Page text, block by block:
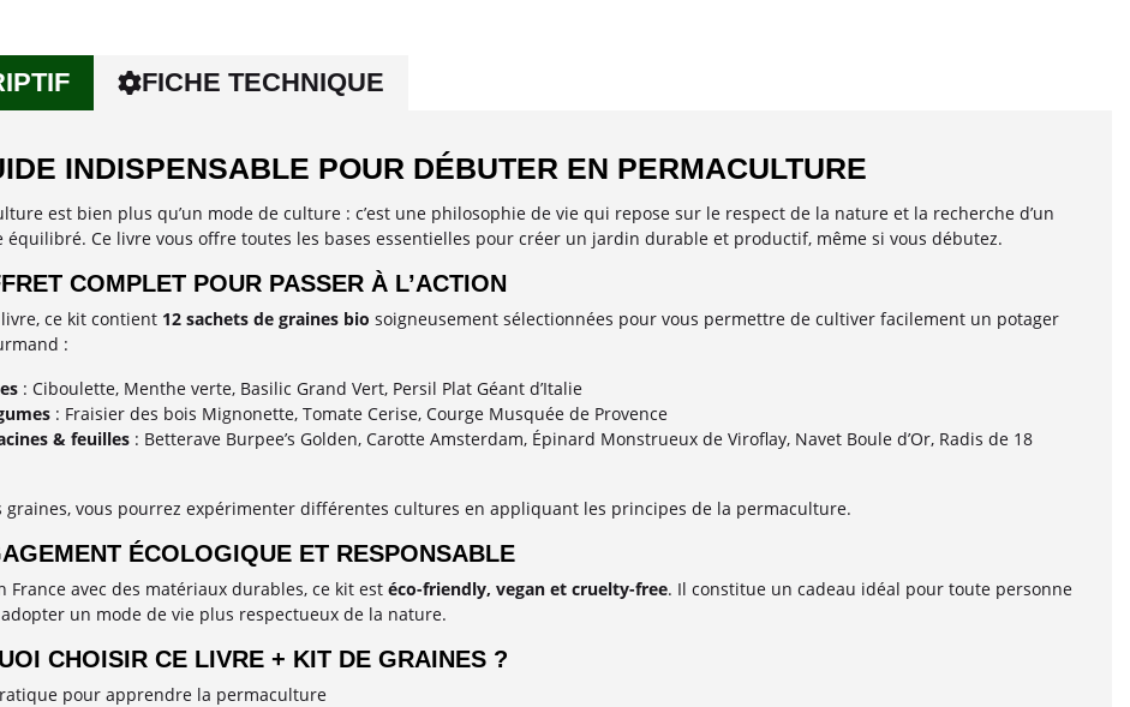
FICHE TECHNIQUE
INDISPENSABLE POUR DÉBUTER EN PERMACULTURE
est bien plus qu’un mode de culture : c’est une philosophie de vie qui repose sur le respect de la nature et la recherche d’un
équilibré. Ce livre vous offre toutes les bases essentielles pour créer un jardin durable et productif, même si vous débutez.
COMPLET POUR PASSER À L’ACTION
ce kit contient 12 sachets de graines bio soigneusement sélectionnées pour vous permettre de cultiver facilement un potager
:
: Ciboulette, Menthe verte, Basilic Grand Vert, Persil Plat Géant d’Italie
: Fraisier des bois Mignonette, Tomate Cerise, Courge Musquée de Provence
& feuilles: Betterave Burpee’s Golden, Carotte Amsterdam, Épinard Monstrueux de Viroflay, Navet Boule d’Or, Radis de 18
graines, vous pourrez expérimenter différentes cultures en appliquant les principes de la permaculture.
ÉCOLOGIQUE ET RESPONSABLE
France avec des matériaux durables, ce kit est éco-friendly, vegan et cruelty-free. Il constitue un cadeau idéal pour toute personne
un mode de vie plus respectueux de la nature.
CHOISIR CE LIVRE + KIT DE GRAINES ?
pour apprendre la permaculture